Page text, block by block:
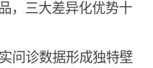
，三大差异化优势十
问诊数据形成独特壁